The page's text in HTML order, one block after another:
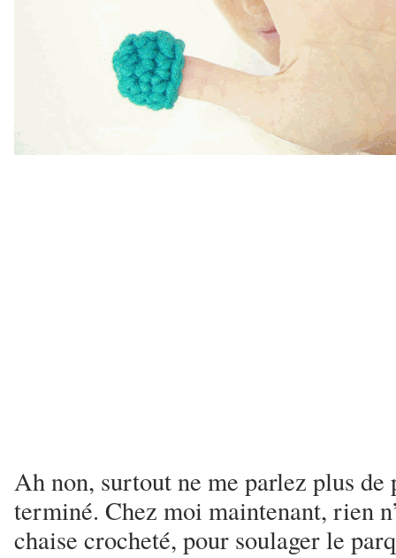
Ah non, surtout ne me parlez plus de
terminé. Chez moi maintenant, rien
chaise crocheté, pour soulager le